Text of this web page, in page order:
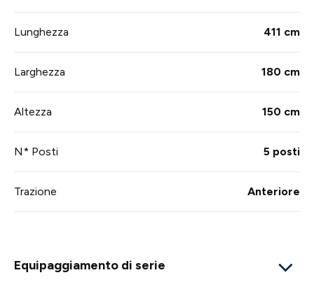
Lunghezza 411 cm
Larghezza 180 cm
Altezza 150 cm
N* Posti 5 posti
Trazione Anteriore
Equipaggiamento di serie